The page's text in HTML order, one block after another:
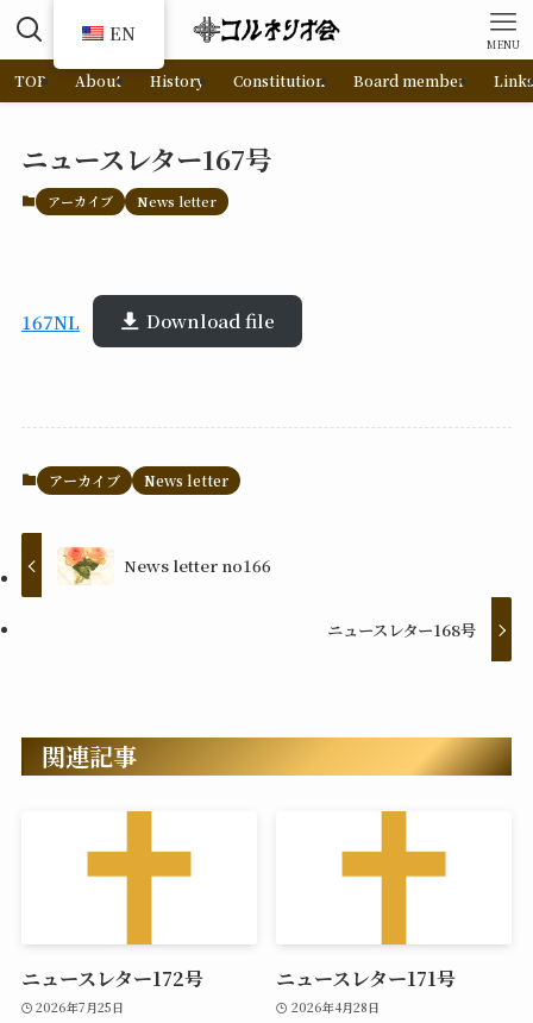
MENU
TOP About History Constitution Board member Links
ニュースレター167号
アーカイブ News letter
167NL Download file
アーカイブ News letter
News letter no166
ニュースレター168号
関連記事
ニュースレター172号
2026年7月25日
ニュースレター171号
2026年4月28日
EN